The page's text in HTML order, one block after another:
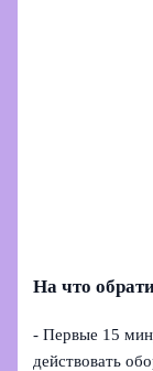
На что
- Первые 15
действовать